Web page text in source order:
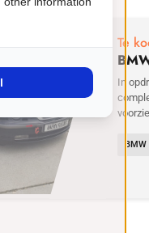
Te
In
BMW